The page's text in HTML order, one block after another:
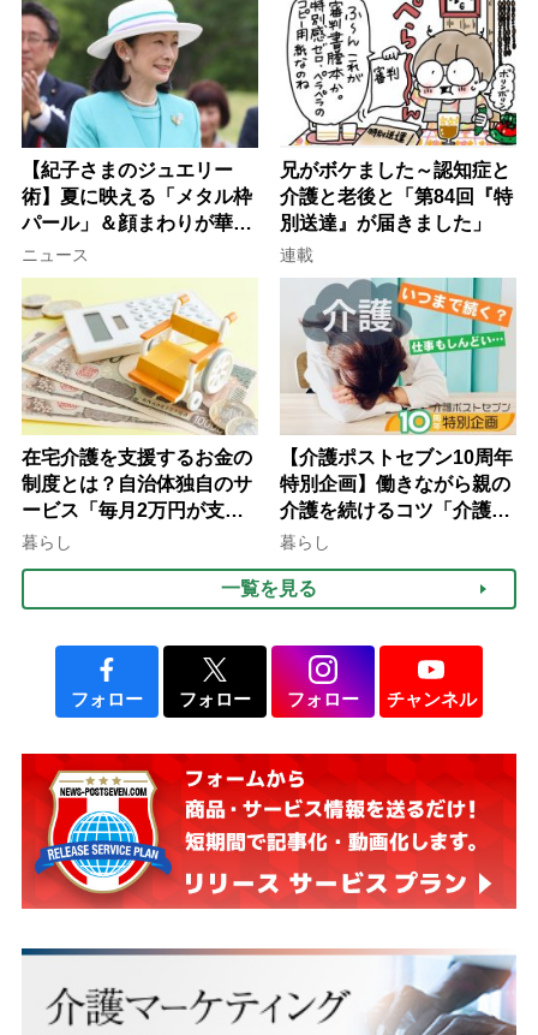
て現在は？
【紀子さまのジュエリー
術】夏に映える「メタル枠
パール」＆顔まわりが華や
ぐ「揺れる一粒」の使い分
け方
ニュース
兄がボケました～認知症と
介護と老後と「第84回『特
別送達』が届きました」
連載
在宅介護を支援するお金の
制度とは？自治体独自のサ
ービス「毎月2万円が支給
される」ケースも【FP解
暮らし
【介護ポストセブン10周年
特別企画】働きながら親の
介護を続けるコツ「介護は
10年以上続くことも…3つ
みよう」【社会福祉士解
説】
暮らし
一覧を見る
フォロー フォロー フォロー チャンネル